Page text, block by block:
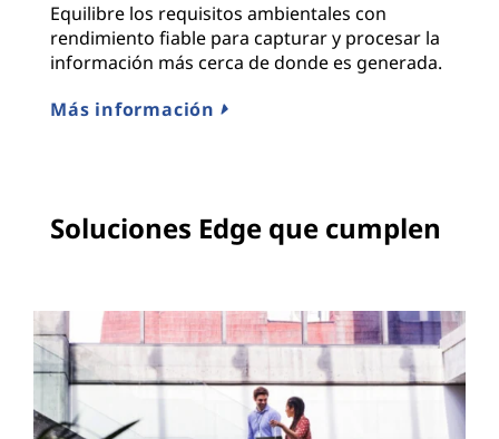
Equilibre los requisitos ambientales con
rendimiento fiable para capturar y procesar la
información más cerca de donde es generada.
Más información
Soluciones Edge que cumplen